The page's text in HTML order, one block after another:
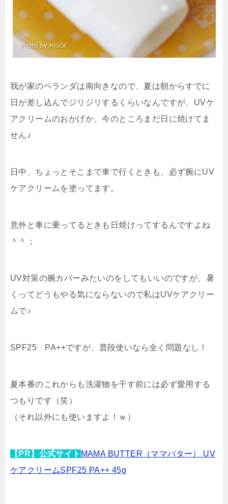
我が家のベランダは南向きなので、夏は朝からすでに
日が差し込んでジリジリするくらいなんですが、UVケ
アクリームのおかげか、今のところまだ日に焼けてま
せん♪
日中、ちょっとそこまで車で行くときも、必ず腕にUV
ケアクリームを塗ってます。
意外と車に乗ってるときも日焼けってするんですよね
＾＾；
UV対策の腕カバーみたいのをしてもいいのですが、暑
くってどうもやる気にならないので私はUVケアクリー
ムで♪
SPF25 PA++ですが、普段使いなら全く問題なし！
夏本番のこれからも洗濯物を干す前には必ず愛用する
つもりです（笑）
（それ以外にも使いますよ！ｗ）
【PR】公式サイト MAMA BUTTER（ママバター） UV
ケアクリームSPF25 PA++ 45g